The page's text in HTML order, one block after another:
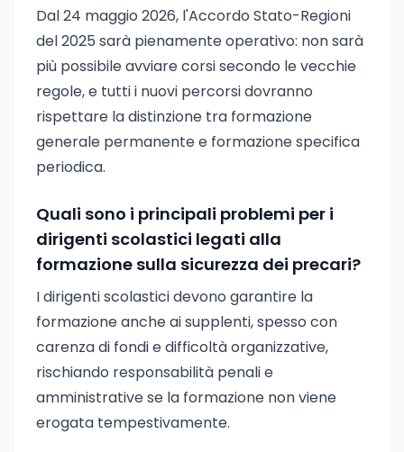
Dal 24 maggio 2026, l'Accordo Stato-Regioni
del 2025 sarà pienamente operativo: non sarà
più possibile avviare corsi secondo le vecchie
regole, e tutti i nuovi percorsi dovranno
rispettare la distinzione tra formazione
generale permanente e formazione specifica
periodica.
Quali sono i principali problemi per i
dirigenti scolastici legati alla
formazione sulla sicurezza dei precari?
I dirigenti scolastici devono garantire la
formazione anche ai supplenti, spesso con
carenza di fondi e difficoltà organizzative,
rischiando responsabilità penali e
amministrative se la formazione non viene
erogata tempestivamente.